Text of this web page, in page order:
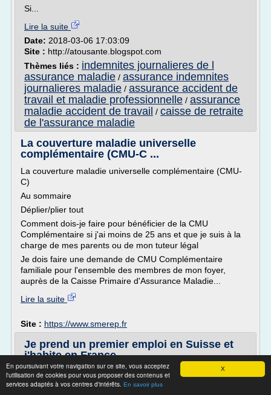
X
En poursuivant votre navigation sur ce site, vous acceptez
l'utilisation de cookies pour vous proposer des contenus et
services adaptés à vos centres d'intérêts. En savoir plus
Si...
Lire la suite
Date: 2018-03-06 17:03:09
Site : http://atousante.blogspot.com
Thèmes liés : indemnites journalieres de l
assurance maladie / assurance indemnites
journalieres maladie / assurance accident de
travail et maladie professionnelle / assurance
maladie accident de travail / caisse de retraite
de l'assurance maladie
La couverture maladie universelle
complémentaire (CMU-C ...
La couverture maladie universelle complémentaire (CMU-
C)
Au sommaire
Déplier/plier tout
Comment dois-je faire pour bénéficier de la CMU
Complémentaire si j'ai moins de 25 ans et que je suis à la
charge de mes parents ou de mon tuteur légal
Je dois faire une demande de CMU Complémentaire
familiale pour l'ensemble des membres de mon foyer,
auprès de la Caisse Primaire d'Assurance Maladie...
Lire la suite
Site : https://www.smerep.fr
Je prend un premier emploi en Suisse et
j'habite en France ...
Chômage
Je choisis l'assurance maladie suisse